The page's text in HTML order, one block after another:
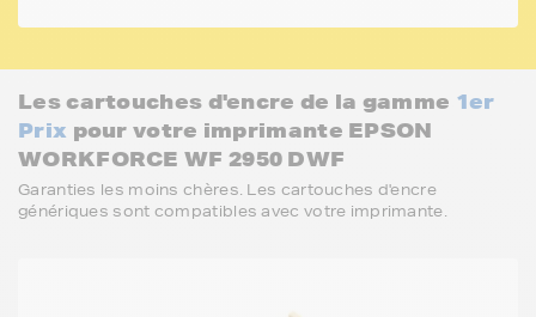
Les cartouches d'encre de la gamme 1er
Prix pour votre imprimante EPSON
WORKFORCE WF 2950 DWF
Garanties les moins chères. Les cartouches d'encre
génériques sont compatibles avec votre imprimante.